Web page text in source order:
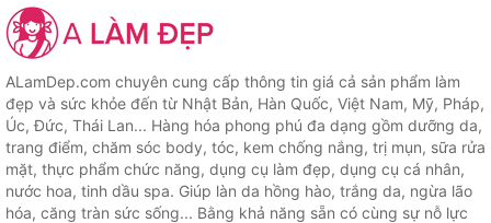
ALamDep.com chuyên cung cấp thông tin giá cả sản phẩm làm
đẹp và sức khỏe đến từ Nhật Bản, Hàn Quốc, Việt Nam, Mỹ, Pháp,
Úc, Đức, Thái Lan... Hàng hóa phong phú đa dạng gồm dưỡng da,
trang điểm, chăm sóc body, tóc, kem chống nắng, trị mụn, sữa rửa
mặt, thực phẩm chức năng, dụng cụ làm đẹp, dụng cụ cá nhân,
nước hoa, tinh dầu spa. Giúp làn da hồng hào, trắng da, ngừa lão
hóa, căng tràn sức sống... Bằng khả năng sẵn có cùng sự nỗ lực